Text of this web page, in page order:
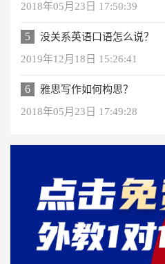
2018年05月23日 17:50:39
5
没关系英语口语怎么说？
2019年12月18日 15:26:41
6
雅思写作如何构思？
2018年05月23日 17:49:28